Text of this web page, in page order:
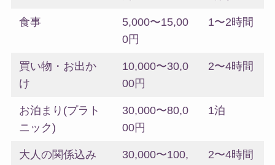
食事
5,000〜15,00
0円
1〜2時間
買い物・お出か
け
10,000〜30,0
00円
2〜4時間
お泊まり(プラト
ニック)
30,000〜80,0
00円
1泊
大人の関係込み
30,000〜100,
2〜4時間